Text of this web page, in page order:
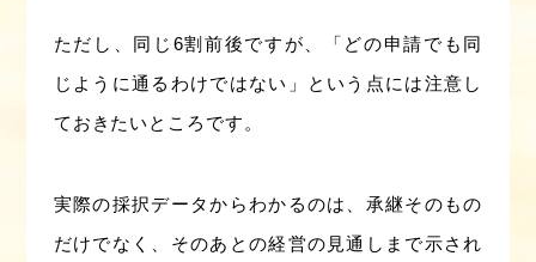
ただし、同じ6割前後ですが、「どの申請でも同
じように通るわけではない」という点には注意し
ておきたいところです。
実際の採択データからわかるのは、承継そのもの
だけでなく、そのあとの経営の見通しまで示され